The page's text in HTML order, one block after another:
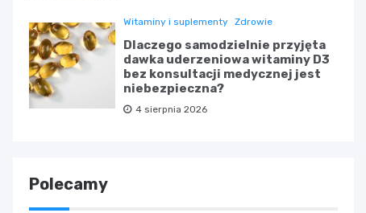
Witaminy i suplementy Zdrowie
Dlaczego samodzielnie przyjęta
dawka uderzeniowa witaminy D3
bez konsultacji medycznej jest
niebezpieczna?
4 sierpnia 2026
Polecamy